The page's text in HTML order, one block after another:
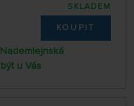
SKLADEM
KOUPIT
u Vás